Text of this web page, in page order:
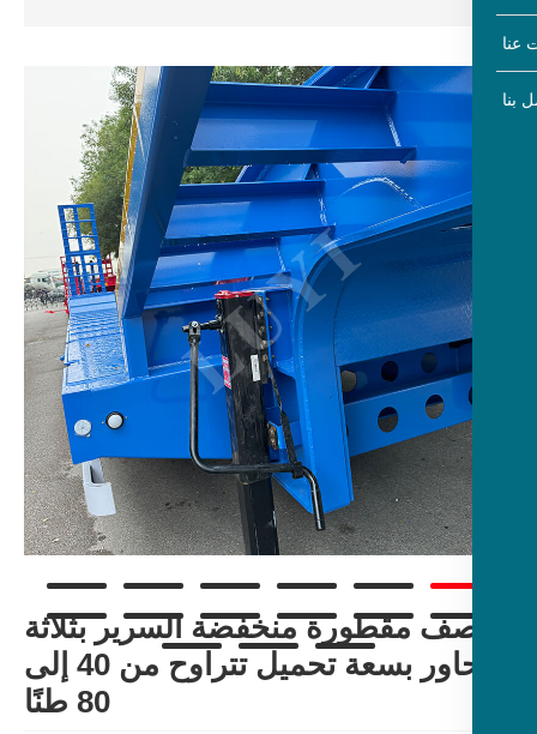
مقطورة منخفضة السرير بثلاثة
محاور بسعة تحميل تتراوح من 40 إلى